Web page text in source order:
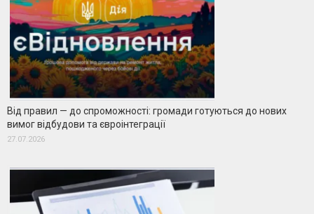
Від правил — до спроможності: громади готуються до нових
вимог відбудови та євроінтеграції
27.07.2026